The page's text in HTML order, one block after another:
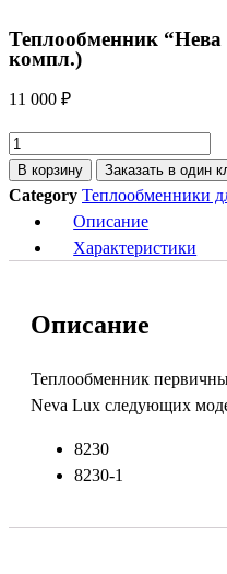
Теплообменник
компл.)
11 000 ₽
Количество
товара
Теплообменник
"Нева
Lux
трубками
компл.)
В корзину Заказать в один
Category Теплообменники
Описание
Характеристики
Описание
Теплообменник
Neva Lux следующих
8230
8230-1